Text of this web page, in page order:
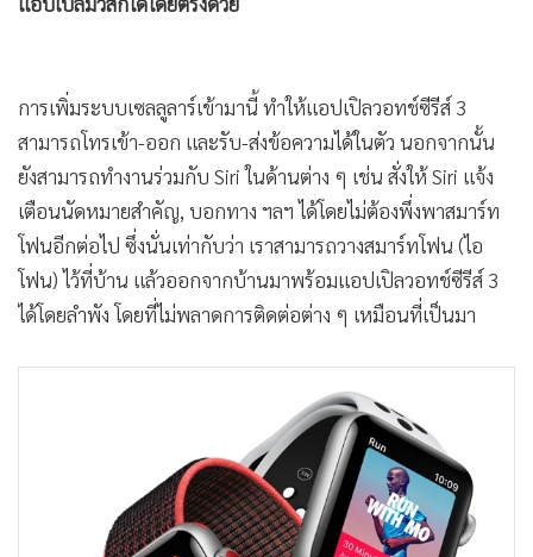
• SMEs
อินโดจีน
กองทุนรวม
• Celeb Online
• Factcheck
• ญี่ปุ่น
• News1
• Gotomanager
การเพิ่มระบบเซลลูลาร์เข้ามานี้ ทำให้แอปเปิลวอทช์ซีรีส์ 3
สามารถโทรเข้า-ออก และรับ-ส่งข้อความได้ในตัว นอกจากนั้น
ยังสามารถทำงานร่วมกับ Siri ในด้านต่าง ๆ เช่น สั่งให้ Siri แจ้ง
เตือนนัดหมายสำคัญ, บอกทาง ฯลฯ ได้โดยไม่ต้องพึ่งพาสมาร์ท
โฟนอีกต่อไป ซึ่งนั่นเท่ากับว่า เราสามารถวางสมาร์ทโฟน (ไอ
โฟน) ไว้ที่บ้าน แล้วออกจากบ้านมาพร้อมแอปเปิลวอทช์ซีรีส์ 3
ได้โดยลำพัง โดยที่ไม่พลาดการติดต่อต่าง ๆ เหมือนที่เป็นมา